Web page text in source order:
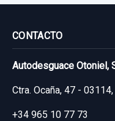
CONTACTO
Autodesguace Otoniel,
Ctra. Ocaña, 47 -
+34 965 10 77 73